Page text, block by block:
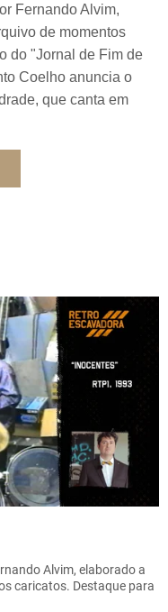
Fernando Alvim,
de momentos
do "Jornal de Fim de
Coelho anuncia o
que canta em
Alvim, elaborado a
caricatos. Destaque para